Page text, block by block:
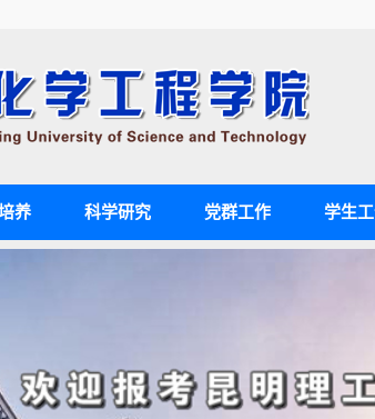
养 科学研究 党群工作 学生